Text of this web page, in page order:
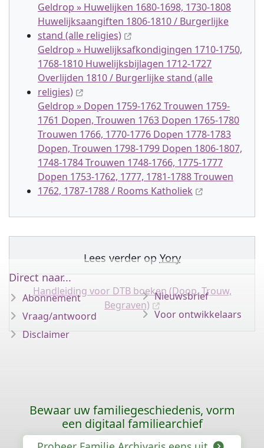
Geldrop » Huwelijken 1680-1698, 1730-1808
Huwelijksaangiften 1806-1810 / Burgerlijke
stand (alle religies)
Geldrop » Huwelijksafkondigingen 1710-1750,
1768-1810 Huwelijksbijlagen 1712-1727
Overlijden 1810 / Burgerlijke stand (alle
religies)
Geldrop » Dopen 1759-1762 Trouwen 1759-
1761 Dopen, Trouwen 1763 Dopen 1765-1780
Trouwen 1766, 1770-1776 Dopen 1778-1783
Dopen, Trouwen 1798-1799 Dopen 1806-1807,
1748-1784 Trouwen 1748-1766, 1775-1777
Dopen 1753-1762, 1777, 1781-1788 Trouwen
1762, 1787-1788 / Rooms Katholiek
Lees verder op Yory
Handleiding voor DTB boeken (Doop, Trouw,
Begraven)
Direct naar...
Abonnement
Vraag/antwoord
Disclaimer
Nieuwsbrief
Voor ontwikkelaars
Bewaar uw familiegeschiedenis, vorm
een digitaal familiearchief